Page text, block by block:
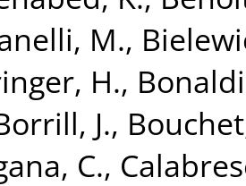
M.,
H.,
J.,
C.,